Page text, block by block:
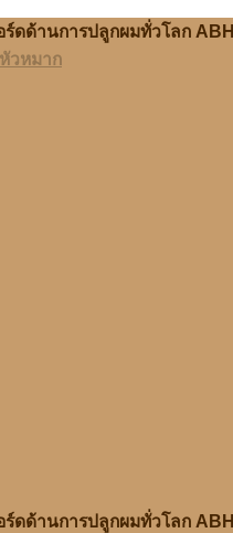
ร์ดด้านการปลูกผมทั่วโลก
วหมาก
ร์ดด้านการปลูกผมทั่วโลก